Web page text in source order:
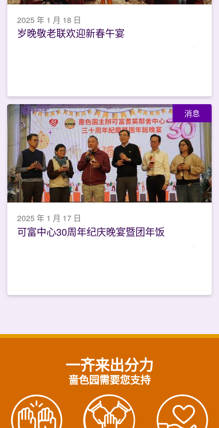
2025 年 1 月 18 日
岁晚敬老联欢迎新春午宴
消息
2025 年 1 月 17 日
可富中心30周年纪庆晚宴暨团年饭
一齐来出分力
啬色园需要您支持